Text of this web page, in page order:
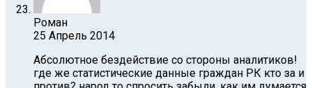
Роман
25 Апрель 2014
Абсолютное бездействие со стороны аналитиков!
где же статистические данные граждан РК кто за и